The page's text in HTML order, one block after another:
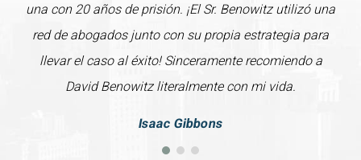
una con 20 años de prisión. ¡El Sr. Benowitz utilizó una
red de abogados junto con su propia estrategia para
llevar el caso al éxito! Sinceramente recomiendo a
David Benowitz literalmente con mi vida.
Isaac Gibbons